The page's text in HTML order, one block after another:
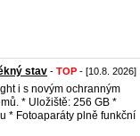
stav - TOP - [10.8. 2026]
i s novým ochranným
* Uložiště: 256 GB *
* Fotoaparáty plně funkční